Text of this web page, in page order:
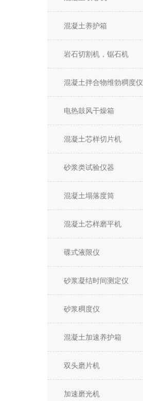
混凝土养护箱
岩石切割机，锯石机
混凝土拌合物维勃稠度仪
电热鼓风干燥箱
混凝土芯样切片机
砂浆类试验仪器
混凝土塌落度筒
混凝土芯样磨平机
碟式液限仪
砂浆凝结时间测定仪
砂浆稠度仪
混凝土加速养护箱
双头磨片机
加速磨光机